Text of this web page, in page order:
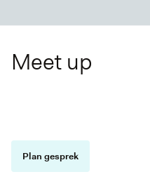
Meet up
Plan gesprek